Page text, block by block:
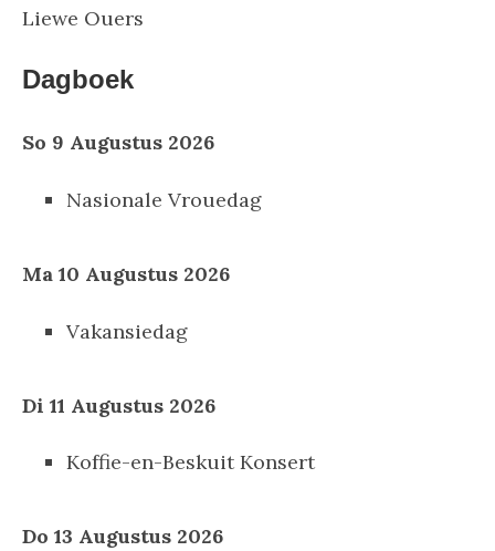
Liewe Ouers
Dagboek
So 9 Augustus 2026
Nasionale Vrouedag
Ma 10 Augustus 2026
Vakansiedag
Di 11 Augustus 2026
Koffie-en-Beskuit Konsert
Do 13 Augustus 2026